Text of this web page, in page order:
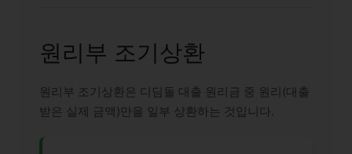
원리부 조기상환
원리부 조기상환은 디딤돌 대출 원리금 중 원리(대출
받은 실제 금액)만을 일부 상환하는 것입니다.